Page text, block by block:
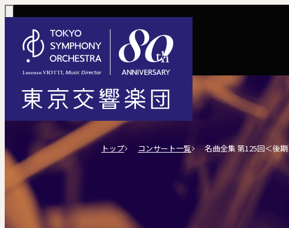
Concerts
コンサート一覧
定期演奏会
川崎定期演奏会
東京オペラシティシリー
Tickets 定期会員券 / セット券
選べるプラン
活動理念
東京交響楽
主な主催
サポートについ
ご芳名一覧
お手続きについて
トップ コンサート一覧 名曲全集 第125回＜後